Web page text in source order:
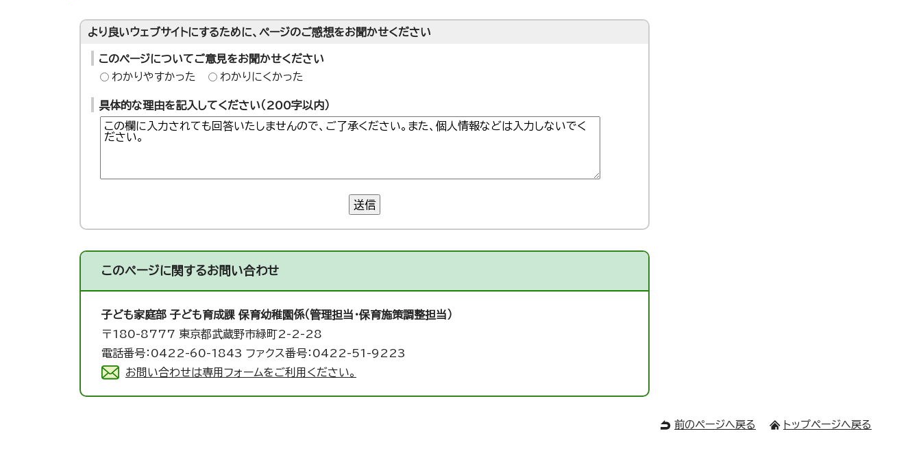
より良いウェブサイトにするために、ページのご感想をお聞かせください
このページについてご意見をお聞かせください
わかりやすかった
わかりにくかった
具体的な理由を記入してください（200字以内）
送信
このページに関するお問い合わせ
子ども家庭部 子ども育成課 保育幼稚園係（管理担当・保育施策調整担当）
〒180-8777 東京都武蔵野市緑町2-2-28
電話番号：0422-60-1843 ファクス番号：0422-51-9223
お問い合わせは専用フォームをご利用ください。
前のページへ戻る トップページへ戻る